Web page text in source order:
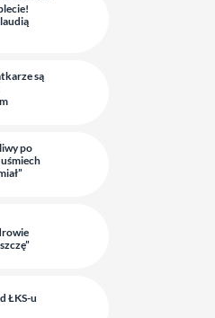
są
po
uśmiech
ŁKS-u